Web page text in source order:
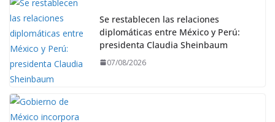
Se restablecen las relaciones
diplomáticas entre México y Perú:
presidenta Claudia Sheinbaum
07/08/2026